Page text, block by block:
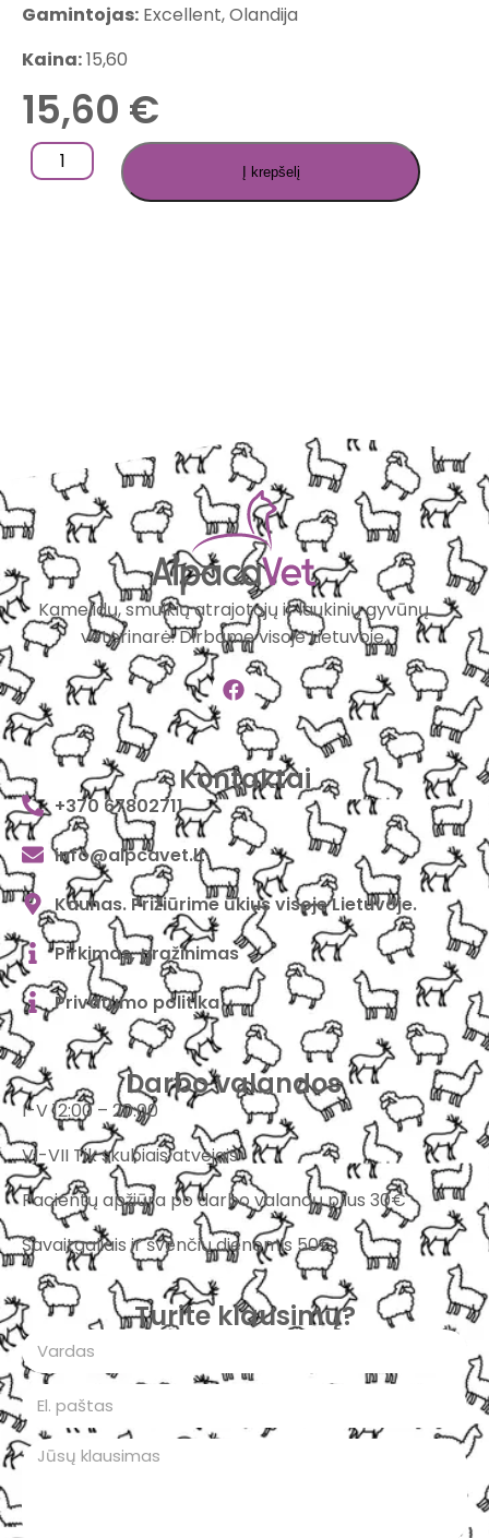
Gamintojas: Excellent, Olandija
Kaina:15,60
15,60 €
Į krepšelį
Kamelidų, smulkių atrajotojų ir laukinių gyvūnų
veterinarė. Dirbame visoje Lietuvoje.
Kontaktai
+370 67802711
info@alpcavet.lt
Kaunas. Prižiūrime ūkius visoje Lietuvoje.
Pirkimas, grąžinimas
Privatumo politika
Darbo valandos
I-V 12:00 – 20:00
VI-VII Tik skubiais atvejais
Pacientų apžiūra po darbo valandų plius 30€
Savaitgaliais ir švenčių dienomis 50€
Turite klausimų?